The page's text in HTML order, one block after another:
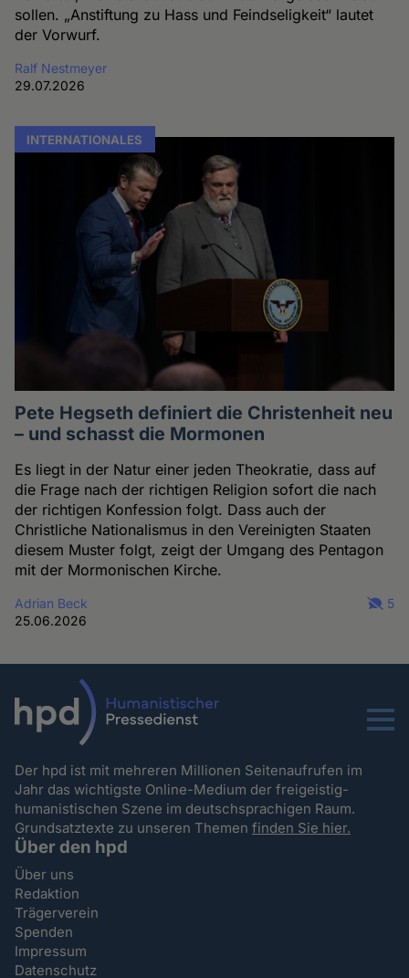
sollen. „Anstiftung zu Hass und Feindseligkeit“ lautet
der Vorwurf.
Ralf Nestmeyer
29.07.2026
INTERNATIONALES
Pete Hegseth definiert die Christenheit neu
– und schasst die Mormonen
Es liegt in der Natur einer jeden Theokratie, dass auf
die Frage nach der richtigen Religion sofort die nach
der richtigen Konfession folgt. Dass auch der
Christliche Nationalismus in den Vereinigten Staaten
diesem Muster folgt, zeigt der Umgang des Pentagon
mit der Mormonischen Kirche.
Adrian Beck
25.06.2026
5
Menu
Der hpd ist mit mehreren Millionen Seitenaufrufen im
Jahr das wichtigste Online-Medium der freigeistig-
humanistischen Szene im deutschsprachigen Raum.
Grundsatztexte zu unseren Themenfinden Sie hier.
Über den hpd
Über uns
Redaktion
Trägerverein
Spenden
Impressum
Datenschutz